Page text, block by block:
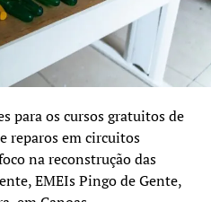
prazo previsto até 2027.
cuidado com
recursos.
analisado
e validado
para os cursos gratuitos de
reparos em circuitos
na reconstrução das
EMEIs Pingo de Gente,